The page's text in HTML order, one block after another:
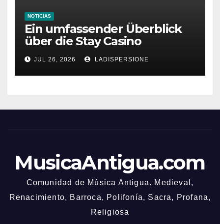
NOTICIAS
Ein umfassender Überblick
über die Stay Casino
Bonusbedingungen
JUL 26, 2026 LADISPERSIONE
MusicaAntigua.com
Comunidad de Música Antigua. Medieval,
Renacimiento, Barroca, Polifonía, Sacra, Profana,
Religiosa